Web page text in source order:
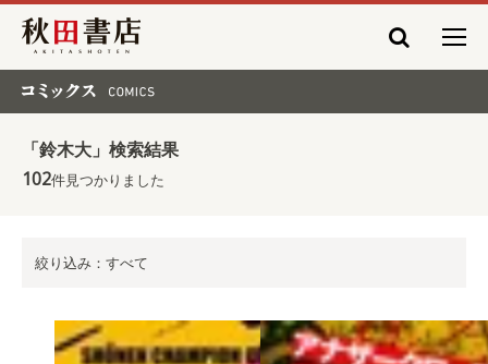
秋田書店
「鈴木大」検索結果
102件見つかりました
絞り込み：すべて